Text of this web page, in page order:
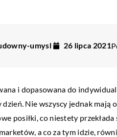
umysl 26 lipca 2021
i dopasowana do
dzień. Nie wszyscy jednak
posiłki, co niestety
a co za tym idzie,